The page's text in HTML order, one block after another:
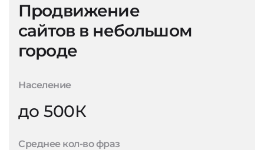
Продвижение
сайтов в небольшом
городе
Население
до 500К
Среднее кол-во фраз